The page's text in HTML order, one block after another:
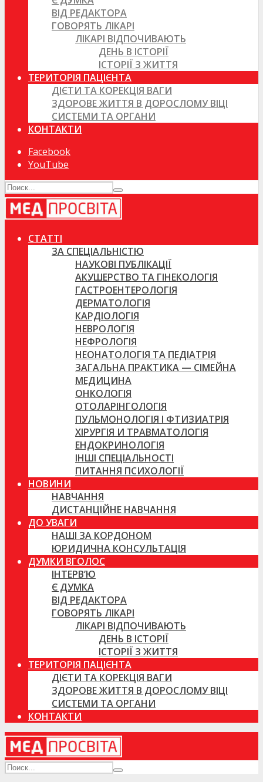
ВІД РЕДАКТОРА
ГОВОРЯТЬ ЛІКАРІ
ЛІКАРІ ВІДПОЧИВАЮТЬ
ДЕНЬ В ІСТОРІЇ
ІСТОРІЇ З ЖИТТЯ
ТЕРИТОРІЯ ПАЦІЄНТА
ДІЄТИ ТА КОРЕКЦІЯ ВАГИ
ЗДОРОВЕ ЖИТТЯ В ДОРОСЛОМУ ВІЦІ
СИСТЕМИ ТА ОРГАНИ
КОНТАКТИ
Facebook
YouTube
СТАТТІ
ЗА СПЕЦІАЛЬНІСТЮ
НАУКОВІ ПУБЛІКАЦІЇ
АКУШЕРСТВО ТА ГІНЕКОЛОГІЯ
ГАСТРОЕНТЕРОЛОГІЯ
ДЕРМАТОЛОГІЯ
КАРДІОЛОГІЯ
НЕВРОЛОГІЯ
НЕФРОЛОГІЯ
НЕОНАТОЛОГІЯ ТА ПЕДІАТРІЯ
ЗАГАЛЬНА ПРАКТИКА — СІМЕЙНА
МЕДИЦИНА
ОНКОЛОГІЯ
ОТОЛАРІНГОЛОГІЯ
ПУЛЬМОНОЛОГІЯ І ФТИЗИАТРІЯ
ХІРУРГІЯ И ТРАВМАТОЛОГІЯ
ЕНДОКРИНОЛОГІЯ
ІНШІ СПЕЦІАЛЬНОСТІ
ПИТАННЯ ПСИХОЛОГІЇ
НОВИНИ
НАВЧАННЯ
ДИСТАНЦІЙНЕ НАВЧАННЯ
ДО УВАГИ
НАШІ ЗА КОРДОНОМ
ЮРИДИЧНА КОНСУЛЬТАЦІЯ
ДУМКИ ВГОЛОС
ІНТЕРВ’Ю
Є ДУМКА
ВІД РЕДАКТОРА
ГОВОРЯТЬ ЛІКАРІ
ЛІКАРІ ВІДПОЧИВАЮТЬ
ДЕНЬ В ІСТОРІЇ
ІСТОРІЇ З ЖИТТЯ
ТЕРИТОРІЯ ПАЦІЄНТА
ДІЄТИ ТА КОРЕКЦІЯ ВАГИ
ЗДОРОВЕ ЖИТТЯ В ДОРОСЛОМУ ВІЦІ
СИСТЕМИ ТА ОРГАНИ
КОНТАКТИ